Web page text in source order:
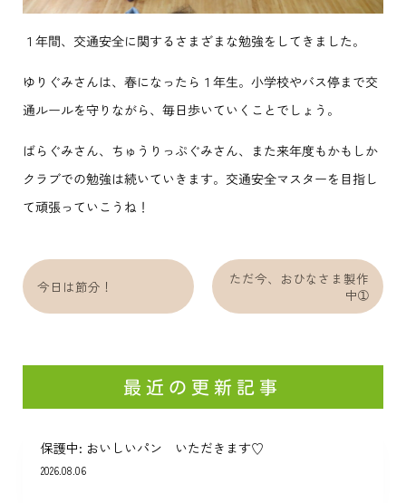
１年間、交通安全に関するさまざまな勉強をしてきました。
ゆりぐみさんは、春になったら１年生。小学校やバス停まで交
通ルールを守りながら、毎日歩いていくことでしょう。
ばらぐみさん、ちゅうりっぷぐみさん、また来年度もかもしか
クラブでの勉強は続いていきます。交通安全マスターを目指し
て頑張っていこうね！
今日は節分！
ただ今、おひなさま製作
中➀
最近の更新記事
保護中: おいしいパン いただきます♡
2026.08.06